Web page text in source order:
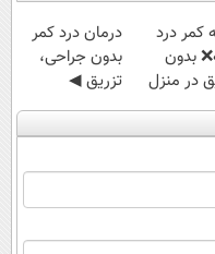
کمر درد
بدون
در منزل
کن✅
پر
درمان درد کمر
بدون جراحی،
تزریق ◀
پرسش‌نامه رو پر
کن ▶